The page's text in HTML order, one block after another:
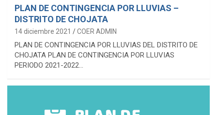
PLAN DE CONTINGENCIA POR LLUVIAS –
DISTRITO DE CHOJATA
14 diciembre 2021 COER ADMIN
PLAN DE CONTINGENCIA POR LLUVIAS DEL DISTRITO DE
CHOJATA PLAN DE CONTINGENCIA POR LLUVIAS
PERIODO 2021-2022…